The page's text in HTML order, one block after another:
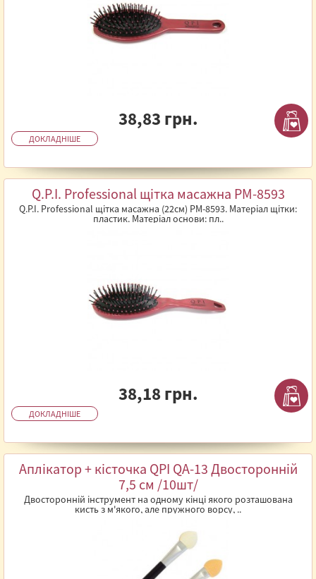
38,83 грн.
ДОКЛАДНІШЕ
Q.P.I. Professional щітка масажна PM-8593
Q.P.I. Professional щітка масажна (22см) PM-8593. Матеріал щітки:
пластик. Матеріал основи: пл..
38,18 грн.
ДОКЛАДНІШЕ
Аплікатор + кісточка QPI QА-13 Двосторонній
7,5 см /10шт/
Двосторонній інструмент на одному кінці якого розташована
кисть з м'якого, але пружного ворсу, ..